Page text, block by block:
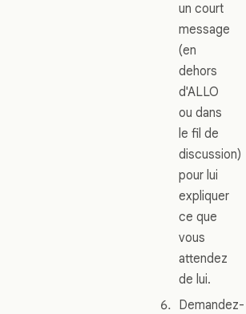
un court
message
(en
dehors
d'ALLO
ou dans
le fil de
discussion)
pour lui
expliquer
ce que
vous
attendez
de lui.
Demandez-